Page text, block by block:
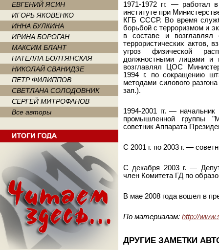
ЕВГЕНИЙ ЯСИН
ИГОРЬ ЯКОВЕНКО
ИННА БУЛКИНА
ИРИНА БОРОГАН
МАКСИМ БЛАНТ
НАТЕЛЛА БОЛТЯНСКАЯ
НИКОЛАЙ СВАНИДЗЕ
ПЕТР ФИЛИППОВ
СВЕТЛАНА СОЛОДОВНИК
СЕРГЕЙ МИТРОФАНОВ
Все авторы
1971-1972 гг. — работал
институте при
КГБ СССР. Во время
борьбой с терроризмом и
в составе и возглавлял
террористических актов,
угроз физической
должностными лицами и
возглавлял ЦОС
1994 г. по сокращению
методами силового
зап.).
1994-2001 гг. —
промышленной группы
советник Аппарата
С 2001 г. по 2003 г. —
С декабря 2003 г. —
член Комитета ГД по
В мае 2008 года вошел в
По материалам: http://
ДРУГИЕ ЗАМЕТКИ